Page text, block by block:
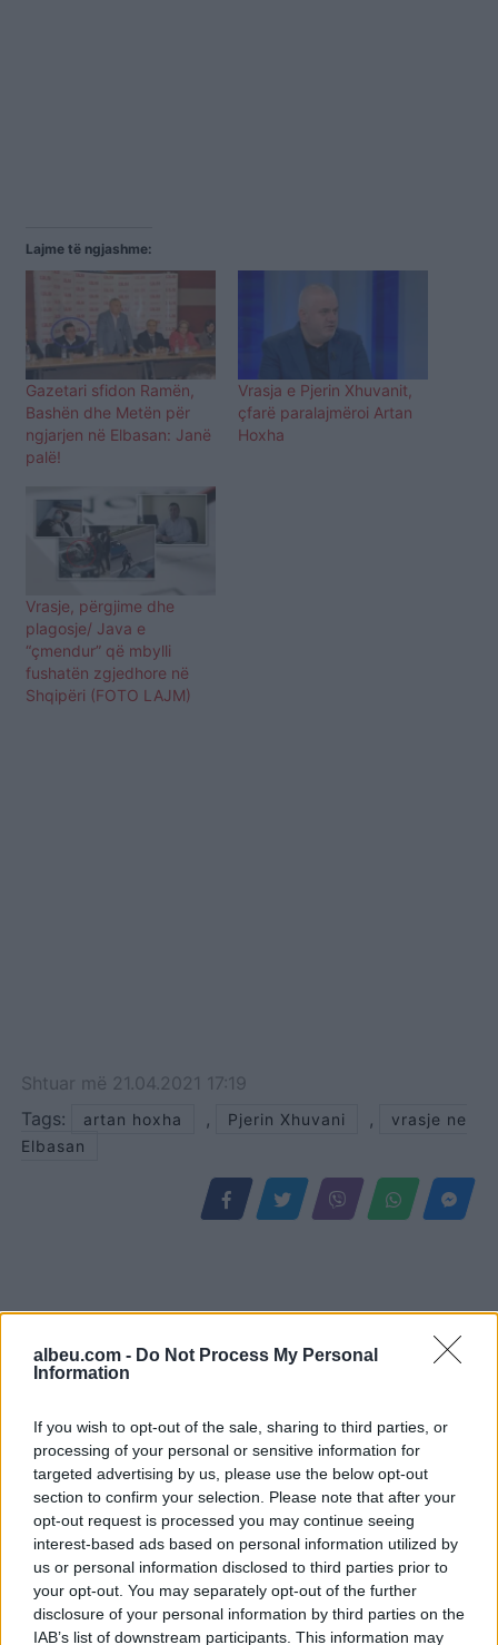
albeu.com - Do Not Process My Personal
Information
If you wish to opt-out of the sale, sharing to third parties, or
processing of your personal or sensitive information for
targeted advertising by us, please use the below opt-out
section to confirm your selection. Please note that after your
opt-out request is processed you may continue seeing
interest-based ads based on personal information utilized by
us or personal information disclosed to third parties prior to
your opt-out. You may separately opt-out of the further
disclosure of your personal information by third parties on the
IAB’s list of downstream participants. This information may
Lajme të ngjashme:
Gazetari sfidon Ramën,
Bashën dhe Metën për
ngjarjen në Elbasan: Janë
palë!
Vrasja e Pjerin Xhuvanit,
çfarë paralajmëroi Artan
Hoxha
Vrasje, përgjime dhe
plagosje/ Java e
“çmendur” që mbylli
fushatën zgjedhore në
Shqipëri (FOTO LAJM)
Shtuar më 21.04.2021 17:19
Tags:
artan hoxha , Pjerin Xhuvani ,
vrasje ne
Elbasan
Protesta hyn në ditën e
70-të, Arben Kola:
Qëndresa do të vijojë deri
në shtator, edhe diaspora
do të angazhohet
Sulmet ruse godasin
zonat pranë Kievit, vriten
tre persona, përfshirë një
fëmijë